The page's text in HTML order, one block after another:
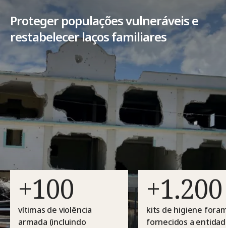
Proteger populações vulneráveis e
restabelecer laços familiares
+100
vítimas de violência
armada (incluindo
+1.200
kits de higiene
fornecidos a